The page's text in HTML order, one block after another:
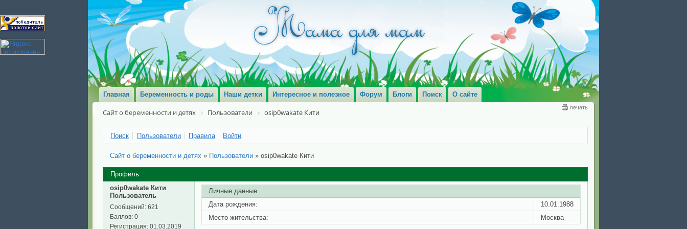
Главная Беременность и роды Наши детки Интересное и полезное Форум Блоги Поиск О сайте
печать
Сайт о беременности и детях Пользователи osip0wakate Кити
Поиск Пользователи Правила Войти
Сайт о беременности и детях » Пользователи »osip0wakate Кити
Профиль
osip0wakate Кити
Пользователь
Сообщений: 621
Баллов: 0
Регистрация: 01.03.2019
Личные данные
Дата рождения:
10.01.1988
Место жительства:
Москва